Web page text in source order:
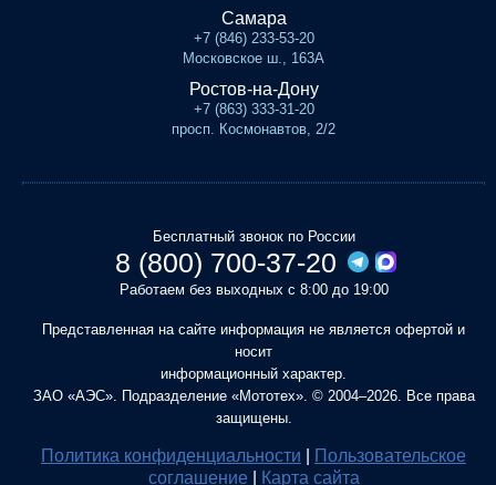
Самара
+7 (846) 233-53-20
Московское ш., 163А
Ростов-на-Дону
+7 (863) 333-31-20
просп. Космонавтов, 2/2
Бесплатный звонок по России
8 (800) 700-37-20
Работаем без выходных с 8:00 до 19:00
Представленная на сайте информация не является офертой и
носит
информационный характер.
ЗАО «АЭС». Подразделение «Мототех». © 2004–2026. Все права
защищены.
Политика конфиденциальности
Пользовательское
соглашение
Карта сайта